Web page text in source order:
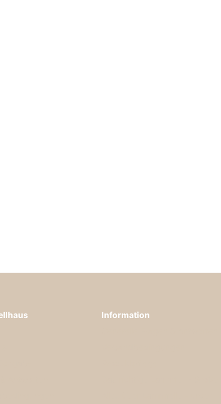
Information